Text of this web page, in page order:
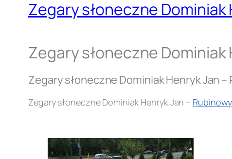
Zegary słoneczne Dominiak
Zegary słoneczne Dominiak
Zegary słoneczne Dominiak Henryk Jan
Zegary słoneczne Dominiak Henryk Jan – Rubinowy